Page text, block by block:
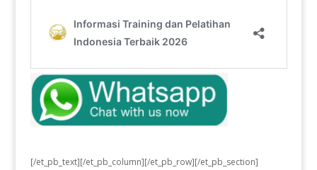
[/et_pb_text][/et_pb_column][/et_pb_row][/et_pb_section]